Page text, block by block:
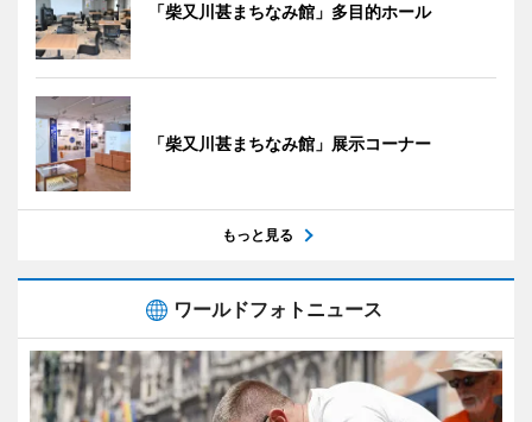
「柴又川甚まちなみ館」多目的ホール
「柴又川甚まちなみ館」展示コーナー
もっと見る
ワールドフォトニュース